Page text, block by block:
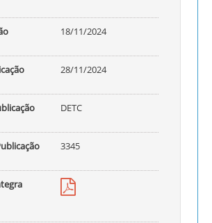
18/11/2024
28/11/2024
DETC
3345